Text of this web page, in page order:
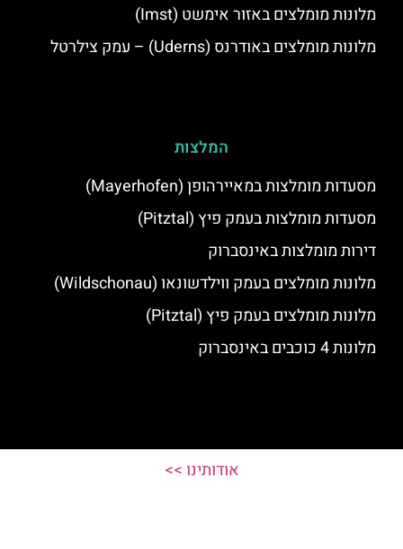
מלונות מומלצים באזור אימשט (Imst)
מלונות מומלצים באודרנס (Uderns) – עמק צילרטל
המלצות
מסעדות מומלצות במאיירהופן (Mayerhofen)
מסעדות מומלצות בעמק פיץ (Pitztal)
דירות מומלצות באינסברוק
מלונות מומלצים בעמק ווילדשונאו (Wildschonau)
מלונות מומלצים בעמק פיץ (Pitztal)
מלונות 4 כוכבים באינסברוק
אודותינו >>